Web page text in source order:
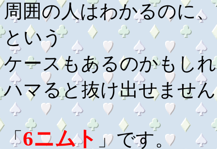
周囲の人はわかるのに
という
ケースもあるのかもし
ハマると抜け出せませ
「6ニムト 」です。